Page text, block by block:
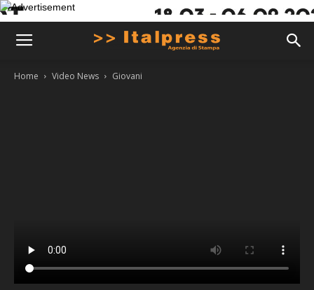
Home Video News Giovani